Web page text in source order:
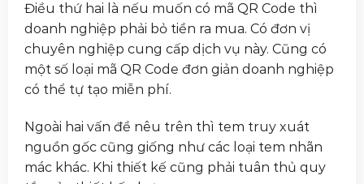
Điều thứ hai là nếu muốn có mã QR Code thì
doanh nghiệp phải bỏ tiền ra mua. Có đơn vị
chuyên nghiệp cung cấp dịch vụ này. Cũng có
một số loại mã QR Code đơn giản doanh nghiệp
có thể tự tạo miễn phí.
Ngoài hai vấn đề nêu trên thì tem truy xuát
nguồn gốc cũng giống như các loại tem nhãn
mác khác. Khi thiết kế cũng phải tuân thủ quy